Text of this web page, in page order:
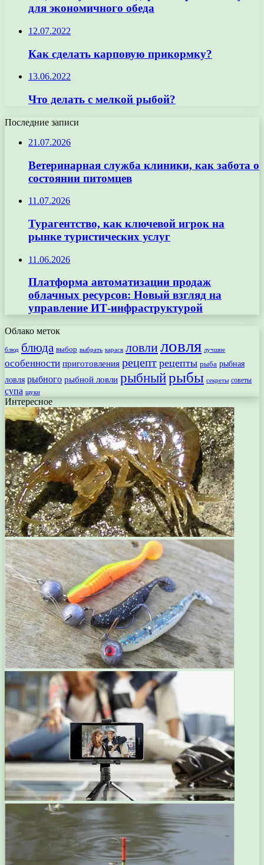
для экономичного обеда
12.07.2022
Как сделать карповую прикормку?
13.06.2022
Что делать с мелкой рыбой?
Последние записи
21.07.2026
Ветеринарная служба клиники, как забота о
состоянии питомцев
11.07.2026
Турагентство, как ключевой игрок на
рынке туристических услуг
11.06.2026
Платформа автоматизации продаж
облачных ресурсов: Новый взгляд на
управление ИТ-инфраструктурой
Облако меток
блюд блюда выбор выбрать карася ловлиловля лучшие
особенности приготовления рецепт рецепты рыба рыбная
ловля рыбного рыбной ловли рыбныйрыбы секреты советы
супа щуки
Интересное